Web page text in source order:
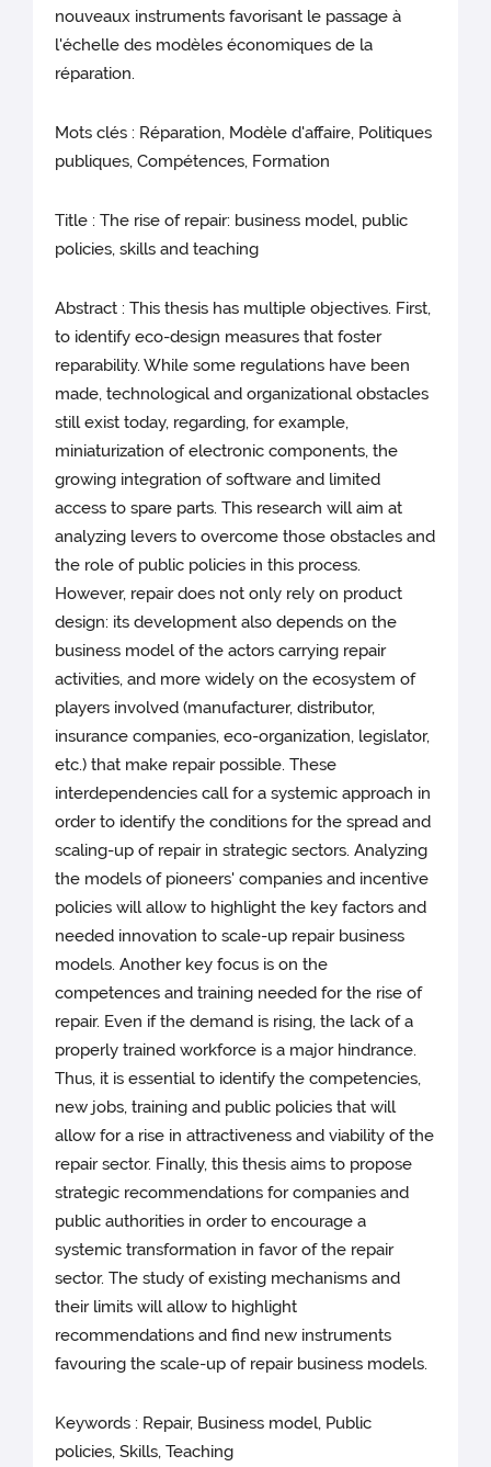
nouveaux instruments favorisant le passage à
l'échelle des modèles économiques de la
réparation.
Mots clés : Réparation, Modèle d'affaire, Politiques
publiques, Compétences, Formation
Title : The rise of repair: business model, public
policies, skills and teaching
Abstract : This thesis has multiple objectives. First,
to identify eco-design measures that foster
reparability. While some regulations have been
made, technological and organizational obstacles
still exist today, regarding, for example,
miniaturization of electronic components, the
growing integration of software and limited
access to spare parts. This research will aim at
analyzing levers to overcome those obstacles and
the role of public policies in this process.
However, repair does not only rely on product
design: its development also depends on the
business model of the actors carrying repair
activities, and more widely on the ecosystem of
players involved (manufacturer, distributor,
insurance companies, eco-organization, legislator,
etc.) that make repair possible. These
interdependencies call for a systemic approach in
order to identify the conditions for the spread and
scaling-up of repair in strategic sectors. Analyzing
the models of pioneers' companies and incentive
policies will allow to highlight the key factors and
needed innovation to scale-up repair business
models. Another key focus is on the
competences and training needed for the rise of
repair. Even if the demand is rising, the lack of a
properly trained workforce is a major hindrance.
Thus, it is essential to identify the competencies,
new jobs, training and public policies that will
allow for a rise in attractiveness and viability of the
repair sector. Finally, this thesis aims to propose
strategic recommendations for companies and
public authorities in order to encourage a
systemic transformation in favor of the repair
sector. The study of existing mechanisms and
their limits will allow to highlight
recommendations and find new instruments
favouring the scale-up of repair business models.
Keywords : Repair, Business model, Public
policies, Skills, Teaching